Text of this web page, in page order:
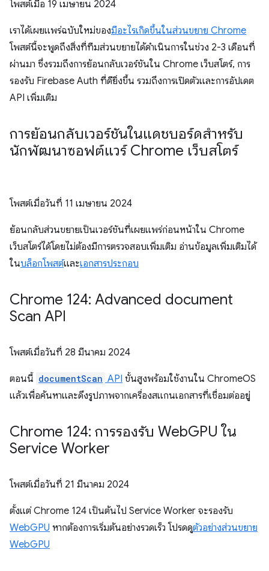
โพสต์เมื่อ 19 เมษายน 2024
เราได้เผยแพร่ฉบับใหม่ของมีอะไรเกิดขึ้นในส่วนขยาย Chrome
โพสต์นี้จะพูดถึงสิ่งที่ทีมส่วนขยายได้ดำเนินการในช่วง 2-3 เดือนที่
ผ่านมา ซึ่งรวมถึงการย้อนกลับเวอร์ชันใน Chrome เว็บสโตร์, การ
รองรับ Firebase Auth ที่ดียิ่งขึ้น รวมถึงการเปิดตัวและการอัปเดต
API เพิ่มเติม
การย้อนกลับเวอร์ชันในแดชบอร์ดสำหรับ
นักพัฒนาซอฟต์แวร์ Chrome เว็บสโตร์
โพสต์เมื่อวันที่ 11 เมษายน 2024
ย้อนกลับส่วนขยายเป็นเวอร์ชันที่เผยแพร่ก่อนหน้าใน Chrome
เว็บสโตร์ได้โดยไม่ต้องมีการตรวจสอบเพิ่มเติม อ่านข้อมูลเพิ่มเติมได้
ในบล็อกโพสต์และเอกสารประกอบ
Chrome 124: Advanced document
Scan API
โพสต์เมื่อวันที่ 28 มีนาคม 2024
ตอนนี้ documentScan API ขั้นสูงพร้อมใช้งานใน ChromeOS
แล้วเพื่อค้นหาและดึงรูปภาพจากเครื่องสแกนเอกสารที่เชื่อมต่ออยู่
Chrome 124: การรองรับ WebGPU ใน
Service Worker
โพสต์เมื่อวันที่ 21 มีนาคม 2024
ตั้งแต่ Chrome 124 เป็นต้นไป Service Worker จะรองรับ
WebGPU หากต้องการเริ่มต้นอย่างรวดเร็ว โปรดดูตัวอย่างส่วนขยาย
WebGPU